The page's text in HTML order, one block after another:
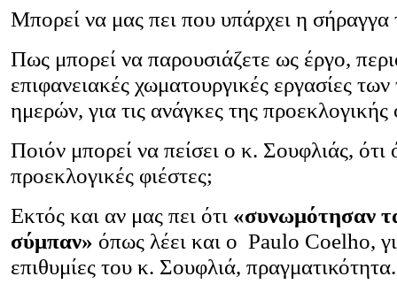
Μπορεί να μας πει που υπάρχει η
Πως μπορεί να παρουσιάζετε ως έργο,
επιφανειακές χωματουργικές εργασίες
ημερών, για τις ανάγκες της προεκλογικής
Ποιόν μπορεί να πείσει ο κ. Σουφλιάς, ότι
προεκλογικές φιέστες;
Εκτός και αν μας πει ότι «συνωμότησαν
σύμπαν» όπως λέει και ο Paulo Coelho,
επιθυμίες του κ. Σουφλιά, πραγματικότητα.